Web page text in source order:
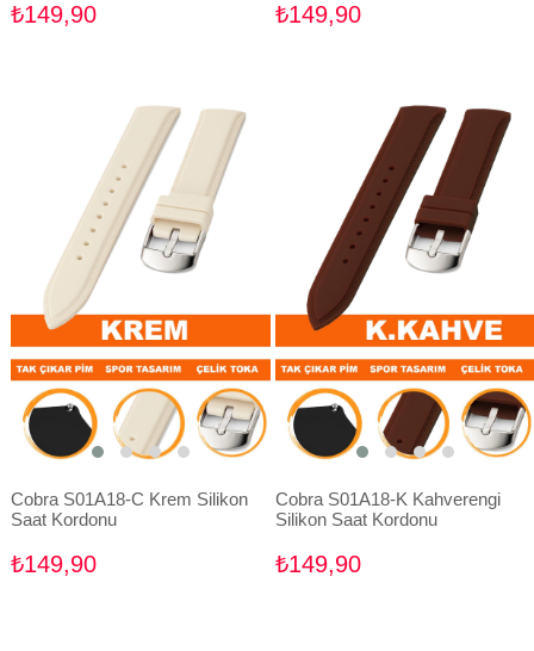
₺149,90 ₺149,90
Cobra S01A18-C Krem Silikon
Saat Kordonu
₺149,90
Cobra S01A18-K Kahverengi
Silikon Saat Kordonu
₺149,90